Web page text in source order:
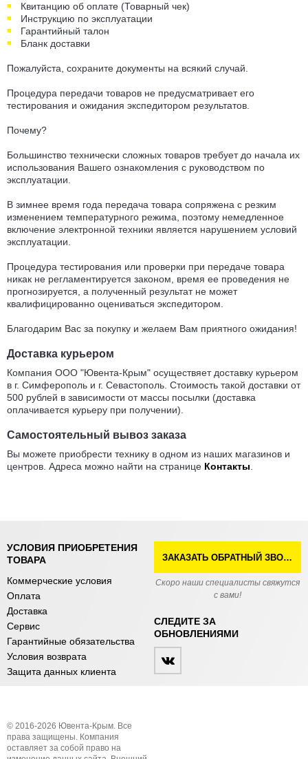
Квитанцию об оплате (Товарный чек)
Инструкцию по эксплуатации
Гарантийный талон
Бланк доставки
Пожалуйста, сохраните документы на всякий случай.
Процедура передачи товаров не предусматривает его
тестирования и ожидания экспедитором результатов.
Почему?
Большинство технически сложных товаров требует до начала их
использования Вашего ознакомления с руководством по
эксплуатации.
В зимнее время года передача товара сопряжена с резким
изменением температурного режима, поэтому немедленное
включение электронной техники является нарушением условий
эксплуатации.
Процедура тестирования или проверки при передаче товара
никак не регламентируется законом, время ее проведения не
прогнозируется, а полученный результат не может
квалифицированно оцениваться экспедитором.
Благодарим Вас за покупку и желаем Вам приятного ожидания!
Доставка курьером
Компания ООО "Ювента-Крым" осуществяет доставку курьером
в г. Симферополь и г. Севастополь. Стоимость такой доставки от
500 рублей в зависимости от массы посылки (доставка
оплачивается курьеру при получении).
Самостоятельный вывоз заказа
Вы можете приобрести технику в одном из наших магазинов и
центров. Адреса можно найти на странице Контакты.
УСЛОВИЯ ПРИОБРЕТЕНИЯ
ТОВАРА
Коммерческие условия
Оплата
Доставка
Сервис
Гарантийные обязательства
Условия возврата
Защита данных клиента
ЗАКАЗАТЬ ОБРАТНЫЙ ЗВОНОК
Скоро наши специалисты свяжутся
с вами!
СЛЕДИТЕ ЗА
ОБНОВЛЕНИЯМИ
© 2016-2026 Ювента-Крым. Все
права защищены. Компания
оставляет за собой право на